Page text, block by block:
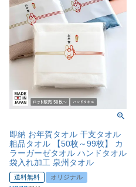
即納 お年賀タオル 干支タオル
粗品タオル 【50枚～99枚】 カ
ラーガーゼタオル ハンドタオル
袋入れ加工 泉州タオル
送料無料 オリジナル